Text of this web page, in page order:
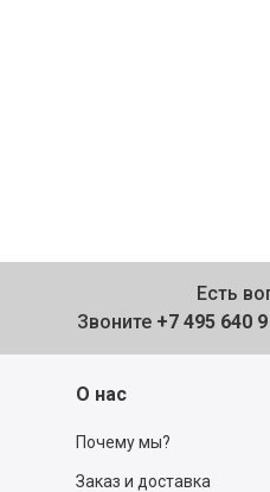
Есть
Звоните +7 495 640
О нас
Почему мы?
Заказ и доставка